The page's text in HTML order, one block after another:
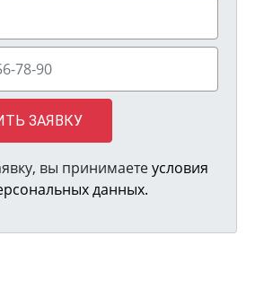
ЗАЯВКУ
вы принимаетеусловия
данных.